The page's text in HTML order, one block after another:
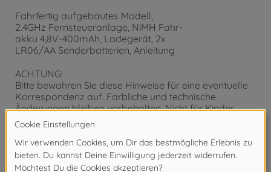
Fahrfertig aufgebautes Modell,
2.4GHz Fernsteueranlage, NiMH Fahr-
akku 4,8V-400mAh, Ladegerät, 2x
LR06/AA Senderbatterien, Anleitung
ACHTUNG!
Bitte bewahren Sie diese Hinweise für eine eventuelle
Korrespondenz auf. Farbliche und technische
Änderungen bleiben vorbehalten. Nicht für Kinder
unter drei Jahren geeignet. Es besteht
Erstickungsgefahr wegen verschluckbarer Kleinteile!
Benutzung unter unmittelbarer Aufsicht von
Erwachsenen. Die Hilfe von Erwachsenen ist
erforderlich, um die Transportsicherungen zu